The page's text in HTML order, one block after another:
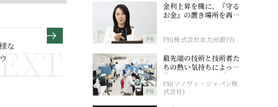
な
PR
金利上昇を機に、『守る
お金』の置き場所を再検
討
PR(株式会社北九州銀行)
PR
最先端の技術と技術者た
ちの熱い気持ちによって
作られているオーダーメ
イド補聴器
PR(ソノヴァ・ジャパン株
式会社)